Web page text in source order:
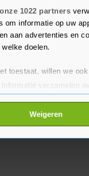
onze 1022 partners
om informatie op uw
aan advertenties en
doelen.
toestaat, willen we ook
Informatie verzamelen
Uw apparaat
over hoe uw
op elk moment
Weigeren